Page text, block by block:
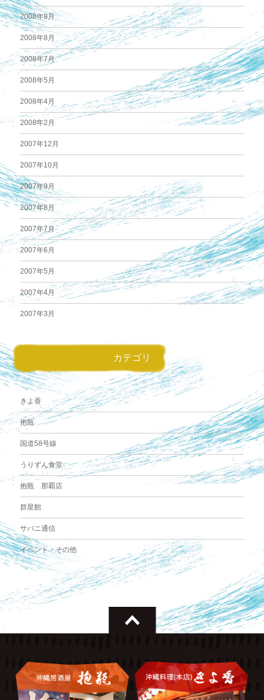
2008年9月
2008年8月
2008年7月
2008年5月
2008年4月
2008年2月
2007年12月
2007年10月
2007年9月
2007年8月
2007年7月
2007年6月
2007年5月
2007年4月
2007年3月
カテゴリ
きよ香
抱瓶
国道58号線
うりずん食堂
抱瓶 那覇店
群星館
サバニ通信
イベント・その他